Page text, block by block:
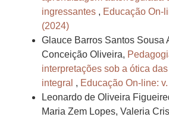
ingressantes , Educação On-
(2024)
Glauce Barros Santos Sousa
Conceição Oliveira,
interpretações sob a ótica
integral , Educação On-line:
Leonardo de Oliveira
Maria Zem Lopes, Valeria